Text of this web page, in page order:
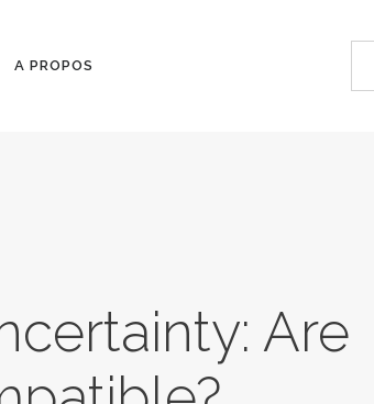
A PROPOS
Are